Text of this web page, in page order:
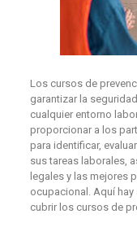
Los cursos de
garantizar la
cualquier entorno
proporcionar a los
para identificar,
sus tareas laborales,
legales y las mejores
ocupacional. Aquí
cubrir los cursos de